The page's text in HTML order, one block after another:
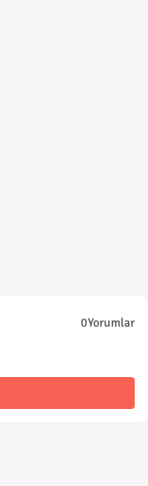
0Yorumlar